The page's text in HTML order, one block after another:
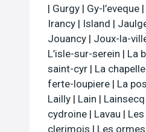
| Gurgy | Gy-l’eveque |
Irancy | Island |
Jouancy | Joux-la-
L’isle-sur-serein | La
saint-cyr | La
ferte-loupiere | La
Lailly | Lain | Lainsecq
cydroine | Lavau |
clerimois | Les ormes